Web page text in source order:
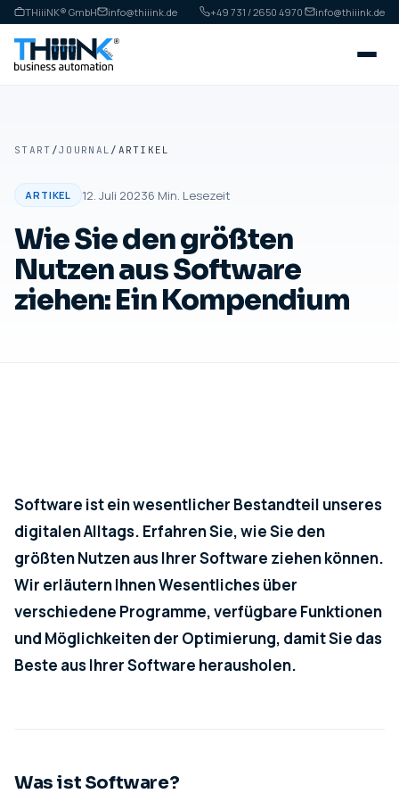
THiiiNK® GmbH info@thiiink.de +49 731 / 2650 4970· info@thiiink.de
START /JOURNAL / ARTIKEL
ARTIKEL 12. Juli 20236 Min. Lesezeit
Wie Sie den größten
Nutzen aus Software
ziehen: Ein Kompendium
Software ist ein wesentlicher Bestandteil unseres
digitalen Alltags. Erfahren Sie, wie Sie den
größten Nutzen aus Ihrer Software ziehen können.
Wir erläutern Ihnen Wesentliches über
verschiedene Programme, verfügbare Funktionen
und Möglichkeiten der Optimierung, damit Sie das
Beste aus Ihrer Software herausholen.
Was ist Software?